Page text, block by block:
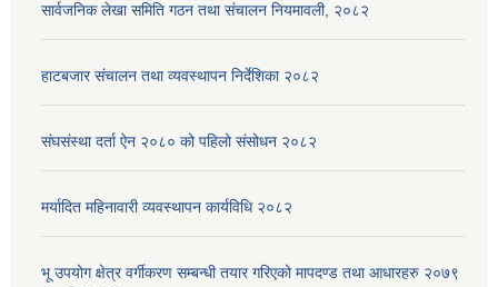
सार्वजनिक लेखा समिति गठन तथा संचालन नियमावली, २०८२
हाटबजार संचालन तथा व्यवस्थापन निर्देशिका २०८२
संघसंस्था दर्ता ऐन २०८० को पहिलो संसोधन २०८२
मर्यादित महिनावारी व्यवस्थापन कार्यविधि २०८२
भू उपयोग क्षेत्र वर्गीकरण सम्बन्धी तयार गरिएको मापदण्ड तथा आधारहरु २०७९